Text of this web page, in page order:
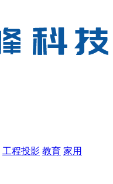
工程投影 教育 家用